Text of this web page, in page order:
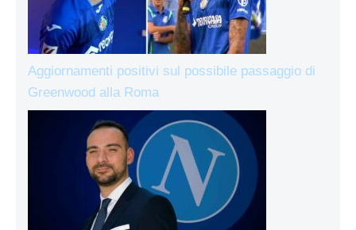
Aggiornamenti positivi sul possibile passaggio di
Greenwood alla Roma